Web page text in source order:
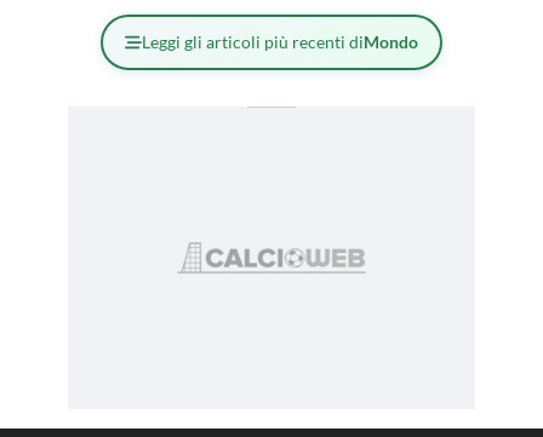
Leggi gli articoli più recenti diMondo